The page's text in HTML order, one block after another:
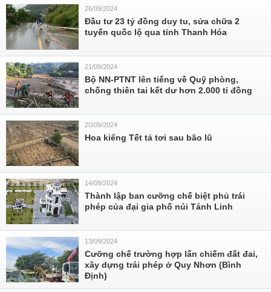
26/09/2024
Đầu tư 23 tỷ đồng duy tu, sửa chữa 2
tuyến quốc lộ qua tỉnh Thanh Hóa
21/09/2024
Bộ NN-PTNT lên tiếng về Quỹ phòng,
chống thiên tai kết dư hơn 2.000 tỉ đồng
20/09/2024
Hoa kiểng Tết tả tơi sau bão lũ
14/09/2024
Thành lập ban cưỡng chế biệt phủ trái
phép của đại gia phố núi Tánh Linh
13/09/2024
Cưỡng chế trường hợp lấn chiếm đất đai,
xây dựng trái phép ở Quy Nhơn (Bình
Định)